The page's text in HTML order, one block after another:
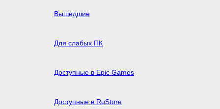
Вышедшие
Для слабых ПК
Доступные в Epic Games
Доступные в RuStore